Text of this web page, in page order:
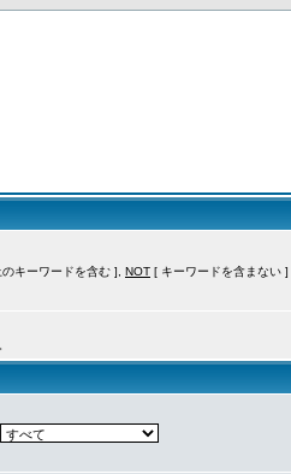
キーワードを含む ], NOT [ キーワードを含まない